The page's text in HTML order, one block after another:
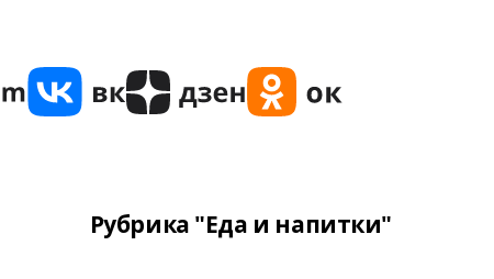
Рубрика "Еда и напитки"